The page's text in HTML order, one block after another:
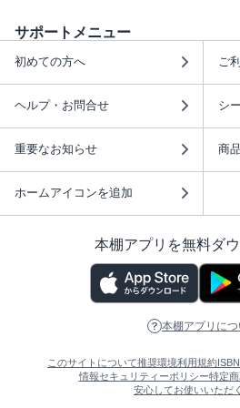
サポートメニュー
初めての方へ ご
ヘルプ・お問合せ シ
重要なお知らせ 商
ホームアイコンを追加
本棚アプリを無料ダウ
本棚アプリにつ
このサイトについて推奨環境利用規約
情報セキュリティーポリシー特定
安心してお使いいただ